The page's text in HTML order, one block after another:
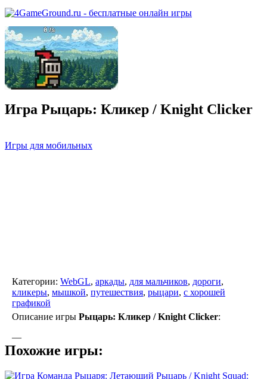
Игра Рыцарь: Кликер / Knight Clicker
Игры для мобильных
Категории: WebGL, аркады, для мальчиков, дороги,
кликеры, мышкой, путешествия, рыцари, с хорошей
графикой
Описание игры Рыцарь: Кликер / Knight Clicker:
—
Похожие игры: